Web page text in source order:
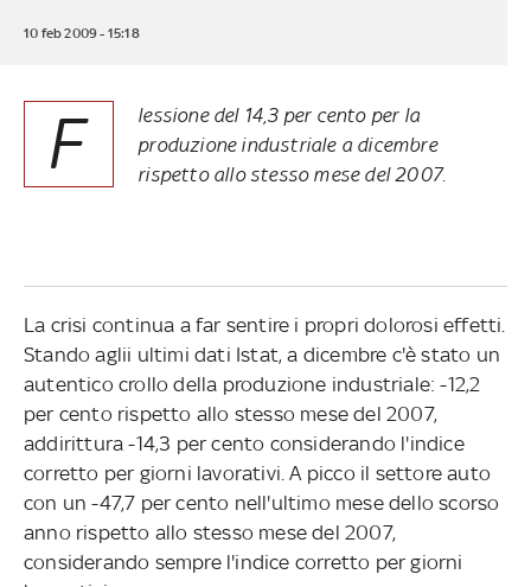
10 feb 2009 - 15:18
F
lessione del 14,3 per cento per la
produzione industriale a dicembre
rispetto allo stesso mese del 2007.
La crisi continua a far sentire i propri dolorosi effetti.
Stando aglii ultimi dati Istat, a dicembre c'è stato un
autentico crollo della produzione industriale: -12,2
per cento rispetto allo stesso mese del 2007,
addirittura -14,3 per cento considerando l'indice
corretto per giorni lavorativi. A picco il settore auto
con un -47,7 per cento nell'ultimo mese dello scorso
anno rispetto allo stesso mese del 2007,
considerando sempre l'indice corretto per giorni